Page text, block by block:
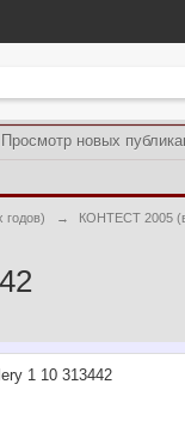
Просмотр новых
годов) → КОНТЕСТ 2005